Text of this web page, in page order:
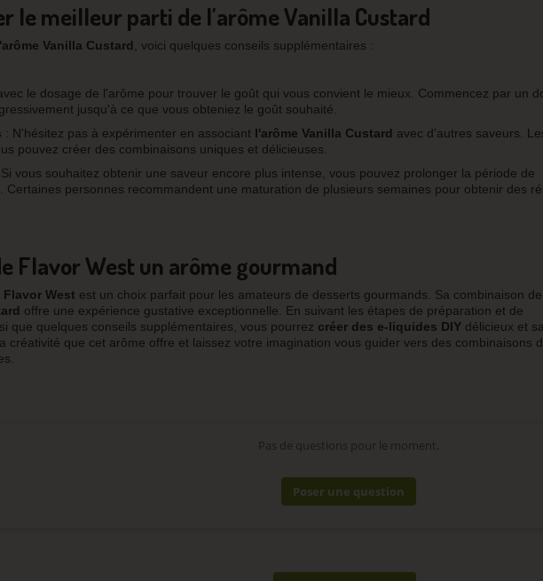
le meilleur parti de l'arôme Vanilla Custard
Vanilla Custard , voici quelques conseils supplémentaires :
le dosage de l'arôme pour trouver le goût qui vous convient le mieux. Commencez par un
jusqu'à ce que vous obteniez le goût souhaité.
: N'hésitez pas à expérimenter en associant l'arôme Vanilla Custard avec d'autres saveurs.
pouvez créer des combinaisons uniques et délicieuses.
vous souhaitez obtenir une saveur encore plus intense, vous pouvez prolonger la période de
Certaines personnes recommandent une maturation de plusieurs semaines pour obtenir des
Flavor West un arôme gourmand
Flavor West est un choix parfait pour les amateurs de desserts gourmands. Sa combinaison de
offre une expérience gustative exceptionnelle. En suivant les étapes de préparation et de
que quelques conseils supplémentaires, vous pourrez créer des e-liquides DIY délicieux et
créativité que cet arôme offre et laissez votre imagination vous guider vers des combinaisons
Pas de questions pour le moment.
Poser une question